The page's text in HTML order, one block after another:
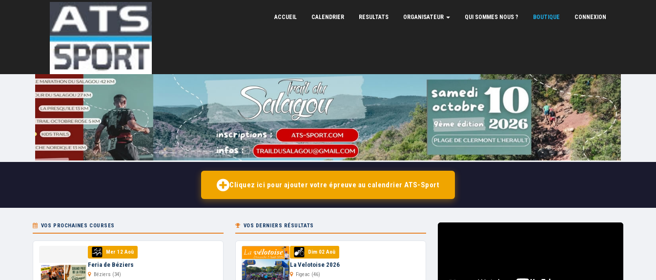
ACCUEIL CALENDRIER RESULTATS ORGANISATEUR QUI SOMMES NOUS ? BOUTIQUE CONNEXION
Cliquez ici pour ajouter votre épreuve au calendrier ATS-Sport
VOS PROCHAINES COURSES
Mer 12 Aoû
Feria de Béziers
Béziers (34)
VOS DERNIERS RÉSULTATS
Dim 02 Aoû
La Velotoise 2026
Figeac (46)